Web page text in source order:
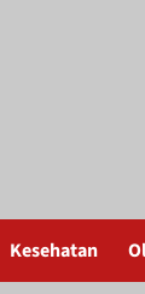
Kesehatan